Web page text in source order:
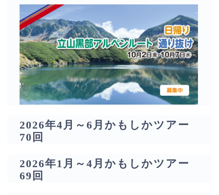
2026年4月～6月かもしかツアー
70回
2026年1月～4月かもしかツアー
69回